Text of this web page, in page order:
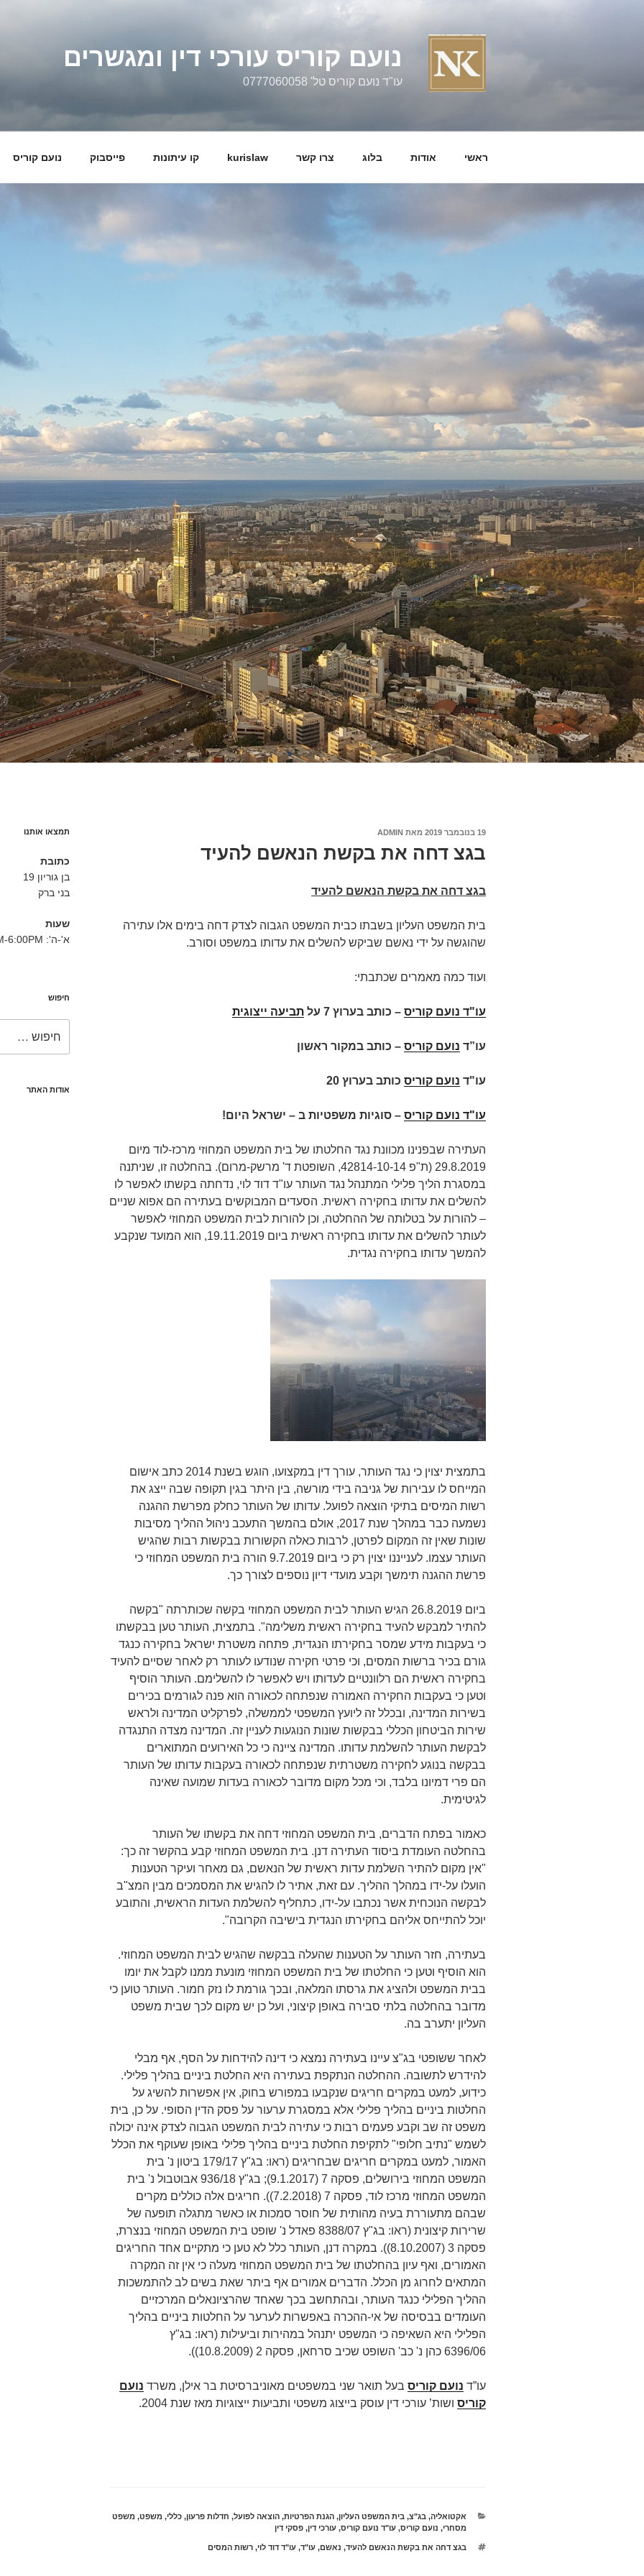
נועם קוריס עורכי דין ומגשרים
עו"ד נועם קוריס טל' 0777060058
ראשי אודות בלוג צרו קשר kurislaw קו עיתונות פייסבוק נועם קוריס
פורסם
19 בנובמבר 2019 מאת ADMIN
בגצ דחה את בקשת הנאשם להעיד
בגצ דחה את בקשת הנאשם להעיד
בית המשפט העליון בשבתו כבית המשפט הגבוה לצדק דחה בימים אלו עתירה
שהוגשה על ידי נאשם שביקש להשלים את עדותו במשפט וסורב.
ועוד כמה מאמרים שכתבתי:
עו"ד נועם קוריס – כותב בערוץ 7 על תביעה ייצוגית
עו”ד נועם קוריס – כותב במקור ראשון
עו"ד נועם קוריס כותב בערוץ 20
עו"ד נועם קוריס – סוגיות משפטיות ב – ישראל היום!
העתירה שבפנינו מכוונת נגד החלטתו של בית המשפט המחוזי מרכז-לוד מיום
29.8.2019 (ת"פ 42814-10-14, השופטת ד' מרשק-מרום). בהחלטה זו, שניתנה
במסגרת הליך פלילי המתנהל נגד העותר עו"ד דוד לוי, נדחתה בקשתו לאפשר לו
להשלים את עדותו בחקירה ראשית. הסעדים המבוקשים בעתירה הם אפוא שניים
– להורות על בטלותה של ההחלטה, וכן להורות לבית המשפט המחוזי לאפשר
לעותר להשלים את עדותו בחקירה ראשית ביום 19.11.2019, הוא המועד שנקבע
להמשך עדותו בחקירה נגדית.
בתמצית יצוין כי נגד העותר, עורך דין במקצועו, הוגש בשנת 2014 כתב אישום
המייחס לו עבירות של גניבה בידי מורשה, בין היתר בגין תקופה שבה ייצג את
רשות המיסים בתיקי הוצאה לפועל. עדותו של העותר כחלק מפרשת ההגנה
נשמעה כבר במהלך שנת 2017, אולם בהמשך התעכב ניהול ההליך מסיבות
שונות שאין זה המקום לפרטן, לרבות כאלה הקשורות בבקשות רבות שהגיש
העותר עצמו. לענייננו יצוין רק כי ביום 9.7.2019 הורה בית המשפט המחוזי כי
פרשת ההגנה תימשך וקבע מועדי דיון נוספים לצורך כך.
ביום 26.8.2019 הגיש העותר לבית המשפט המחוזי בקשה שכותרתה "בקשה
להתיר למבקש להעיד בחקירה ראשית משלימה". בתמצית, העותר טען בבקשתו
כי בעקבות מידע שמסר בחקירתו הנגדית, פתחה משטרת ישראל בחקירה כנגד
גורם בכיר ברשות המסים, וכי פרטי חקירה שנודעו לעותר רק לאחר שסיים להעיד
בחקירה ראשית הם רלוונטיים לעדותו ויש לאפשר לו להשלימם. העותר הוסיף
וטען כי בעקבות החקירה האמורה שנפתחה לכאורה הוא פנה לגורמים בכירים
בשירות המדינה, ובכלל זה ליועץ המשפטי לממשלה, לפרקליט המדינה ולראש
שירות הביטחון הכללי בבקשות שונות הנוגעות לעניין זה. המדינה מצדה התנגדה
לבקשת העותר להשלמת עדותו. המדינה ציינה כי כל האירועים המתוארים
בבקשה בנוגע לחקירה משטרתית שנפתחה לכאורה בעקבות עדותו של העותר
הם פרי דמיונו בלבד, וכי מכל מקום מדובר לכאורה בעדות שמועה שאינה
לגיטימית.
כאמור בפתח הדברים, בית המשפט המחוזי דחה את בקשתו של העותר
בהחלטה העומדת ביסוד העתירה דנן. בית המשפט המחוזי קבע בהקשר זה כך:
"אין מקום להתיר השלמת עדות ראשית של הנאשם, גם מאחר ועיקר הטענות
הועלו על-ידו במהלך ההליך. עם זאת, אתיר לו להגיש את המסמכים מבין המצ"ב
לבקשה הנוכחית אשר נכתבו על-ידו, כתחליף להשלמת העדות הראשית, והתובע
יוכל להתייחס אליהם בחקירתו הנגדית בישיבה הקרובה".
בעתירה, חזר העותר על הטענות שהעלה בבקשה שהגיש לבית המשפט המחוזי.
הוא הוסיף וטען כי החלטתו של בית המשפט המחוזי מונעת ממנו לקבל את יומו
בבית המשפט ולהציג את גרסתו המלאה, ובכך גורמת לו נזק חמור. העותר טוען כי
מדובר בהחלטה בלתי סבירה באופן קיצוני, ועל כן יש מקום לכך שבית משפט
העליון יתערב בה.
לאחר ששופטי בג"צ עיינו בעתירה נמצא כי דינה להידחות על הסף, אף מבלי
להידרש לתשובה. ההחלטה הנתקפת בעתירה היא החלטת ביניים בהליך פלילי.
כידוע, למעט במקרים חריגים שנקבעו במפורש בחוק, אין אפשרות להשיג על
החלטות ביניים בהליך פלילי אלא במסגרת ערעור על פסק הדין הסופי. על כן, בית
משפט זה שב וקבע פעמים רבות כי עתירה לבית המשפט הגבוה לצדק אינה יכולה
לשמש "נתיב חלופי" לתקיפת החלטת ביניים בהליך פלילי באופן שעוקף את הכלל
האמור, למעט במקרים חריגים שבחריגים (ראו: בג"ץ 179/17 ביטון נ' בית
המשפט המחוזי בירושלים, פסקה 7 (9.1.2017); בג"ץ 936/18 אבוטבול נ' בית
המשפט המחוזי מרכז לוד, פסקה 7 (7.2.2018)). חריגים אלה כוללים מקרים
שבהם מתעוררת בעיה מהותית של חוסר סמכות או כאשר מתגלה תופעה של
שרירות קיצונית (ראו: בג"ץ 8388/07 פאדל נ' שופט בית המשפט המחוזי בנצרת,
פסקה 3 (8.10.2007)). במקרה דנן, העותר כלל לא טען כי מתקיים אחד החריגים
האמורים, ואף עיון בהחלטתו של בית המשפט המחוזי מעלה כי אין זה המקרה
המתאים לחרוג מן הכלל. הדברים אמורים אף ביתר שאת בשים לב להתמשכות
ההליך הפלילי כנגד העותר, ובהתחשב בכך שאחד שהרציונאלים המרכזיים
העומדים בבסיסה של אי-ההכרה באפשרות לערער על החלטות ביניים בהליך
הפלילי היא השאיפה כי המשפט יתנהל במהירות וביעילות (ראו: בג"ץ
6396/06 כהן נ' כב' השופט שכיב סרחאן, פסקה 2 (10.8.2009)).
עו”ד נועם קוריס בעל תואר שני במשפטים מאוניברסיטת בר אילן, משרד נועם
קוריס ושות’ עורכי דין עוסק בייצוג משפטי ותביעות ייצוגיות מאז שנת 2004.
קטגוריות
אקטואליה,בג"צ,בית המשפט העליון,הגנת הפרטיות,הוצאה לפועל, חדלות פרעון,כללי, משפט, משפט
מסחרי, נועם קוריס,עו"ד נועם קוריס,עורכי דין,פסקי דין
תגיות
בגצ דחה את בקשת הנאשם להעיד, נאשם,עו"ד,עו"ד דוד לוי,רשות המסים
תמצאו אותנו
כתובת
בן גוריון 19
בני ברק
שעות
א'-ה': 8:30AM-6:00PM
חיפוש
אודות האתר